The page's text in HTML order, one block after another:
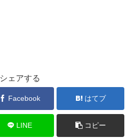
シェアする
Facebook はてブ
LINE コピー